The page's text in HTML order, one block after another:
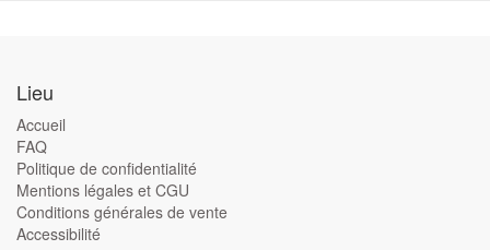
Lieu
Accueil
FAQ
Politique de confidentialité
Mentions légales et CGU
Conditions générales de vente
Accessibilité